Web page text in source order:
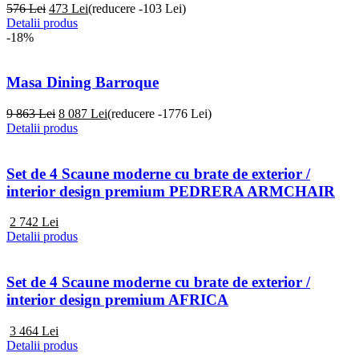
576 Lei 473 Lei(reducere -103 Lei)
Detalii produs
-18%
Masa Dining Barroque
9 863 Lei 8 087 Lei(reducere -1776 Lei)
Detalii produs
Set de 4 Scaune moderne cu brate de exterior /
interior design premium PEDRERA ARMCHAIR
2 742 Lei
Detalii produs
Set de 4 Scaune moderne cu brate de exterior /
interior design premium AFRICA
3 464 Lei
Detalii produs